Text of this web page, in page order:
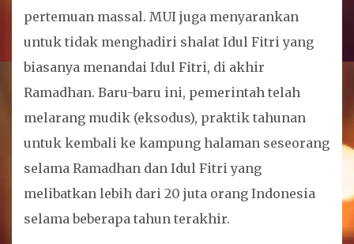
pertemuan massal. MUI juga menyarankan
untuk tidak menghadiri shalat Idul Fitri yang
biasanya menandai Idul Fitri, di akhir
Ramadhan. Baru-baru ini, pemerintah telah
melarang mudik (eksodus), praktik tahunan
untuk kembali ke kampung halaman seseorang
selama Ramadhan dan Idul Fitri yang
melibatkan lebih dari 20 juta orang Indonesia
selama beberapa tahun terakhir.